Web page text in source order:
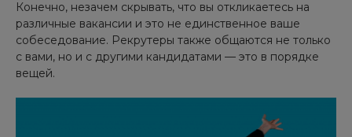
Конечно, незачем скрывать, что вы откликаетесь на
различные вакансии и это не единственное ваше
собеседование. Рекрутеры также общаются не только
с вами, но и с другими кандидатами — это в порядке
вещей.